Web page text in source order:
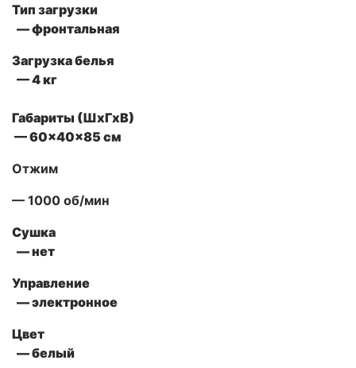
Тип загрузки
— фронтальная
Загрузка белья
— 4 кг
Габариты (ШxГxВ)
— 60x40x85 см
Отжим
— 1000 об/мин
Сушка
— нет
Управление
— электронное
Цвет
— белый